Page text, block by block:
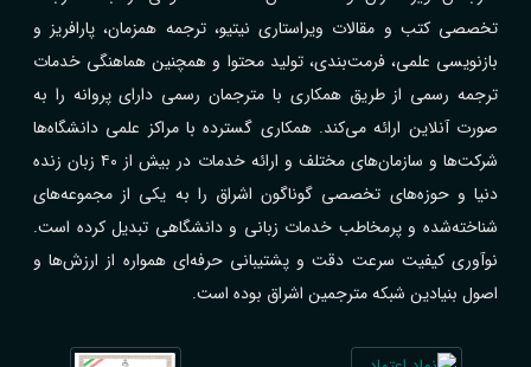
تخصصی کتب و مقالات ویراستاری نیتیو، ترجمه همزمان، پارافریز و
بازنویسی علمی، فرمت‌بندی، تولید محتوا و همچنین هماهنگی خدمات
ترجمه رسمی از طریق همکاری با مترجمان رسمی دارای پروانه را به
صورت آنلاین ارائه می‌کند. همکاری گسترده با مراکز علمی دانشگاه‌ها
شرکت‌ها و سازمان‌های مختلف و ارائه خدمات در بیش از ۴۰ زبان زنده
دنیا و حوزه‌های تخصصی گوناگون اشراق را به یکی از مجموعه‌های
شناخته‌شده و پرمخاطب خدمات زبانی و دانشگاهی تبدیل کرده است.
نوآوری کیفیت سرعت دقت و پشتیبانی حرفه‌ای همواره از ارزش‌ها و
اصول بنیادین شبکه مترجمین اشراق بوده است.